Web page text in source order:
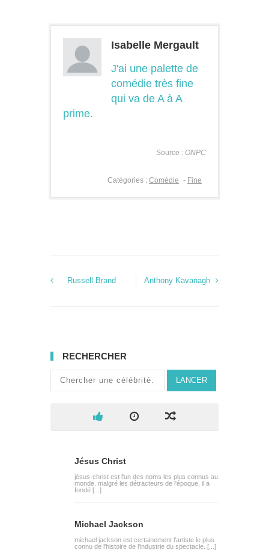
Isabelle Mergault
J'ai une palette de
comédie très fine
qui va de A à A
prime.
Source : ONPC
Catégories : Comédie - Fine
Russell Brand Anthony Kavanagh
RECHERCHER
LANCER
Jésus Christ
jésus-christ est l'un des noms les plus connus au
monde. malgré les détracteurs de l'époque, il a
fondé [...]
Michael Jackson
michael jackson est certainement l'artiste le plus
connu de l'histoire de l'industrie du spectacle. [...]